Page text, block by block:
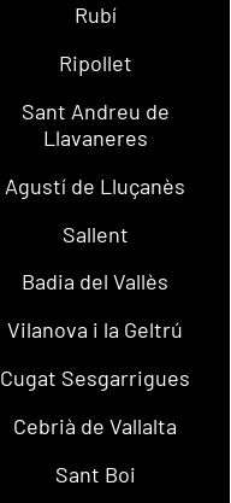
Rubí
Ripollet
Sant Andreu de
Llavaneres
Agustí de Lluçanès
Sallent
Badia del Vallès
Vilanova i la Geltrú
Cugat Sesgarrigues
Cebrià de Vallalta
Sant Boi